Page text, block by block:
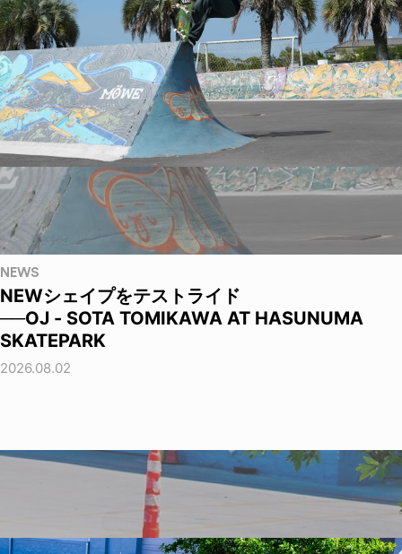
NEWS
NEWシェイプをテストライド
──OJ - SOTA TOMIKAWA AT HASUNUMA
SKATEPARK
2026.08.02